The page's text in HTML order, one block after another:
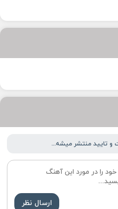
و تایید منتشر میشه...
ارسال نظر